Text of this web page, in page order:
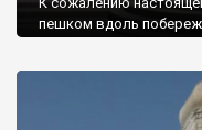
пешком вдоль